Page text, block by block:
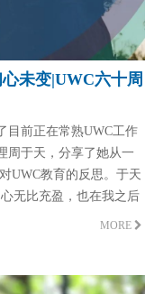
未变|UWC六十周
目前正在常熟UWC工作
周于天，分享了她从一
UWC教育的反思。于天
无比充盈，也在我之后
。”
MORE